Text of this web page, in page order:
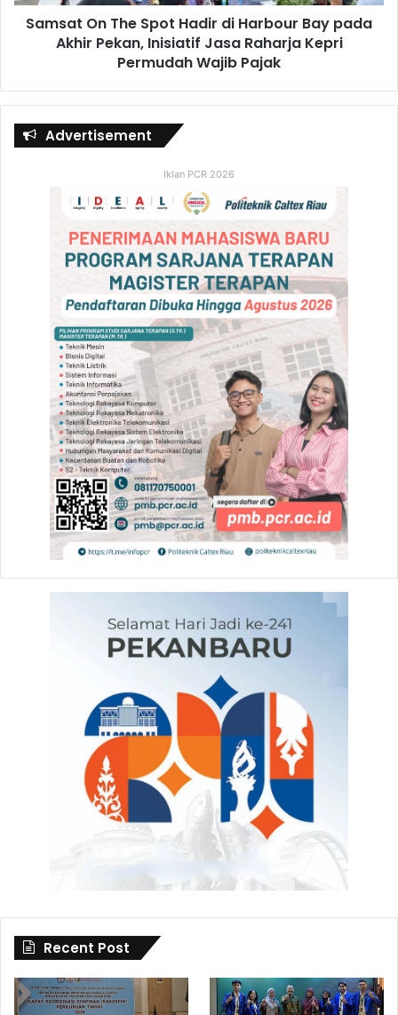
Samsat On The Spot Hadir di Harbour Bay pada
Akhir Pekan, Inisiatif Jasa Raharja Kepri
Permudah Wajib Pajak
Advertisement
Iklan PCR 2026
Recent Post